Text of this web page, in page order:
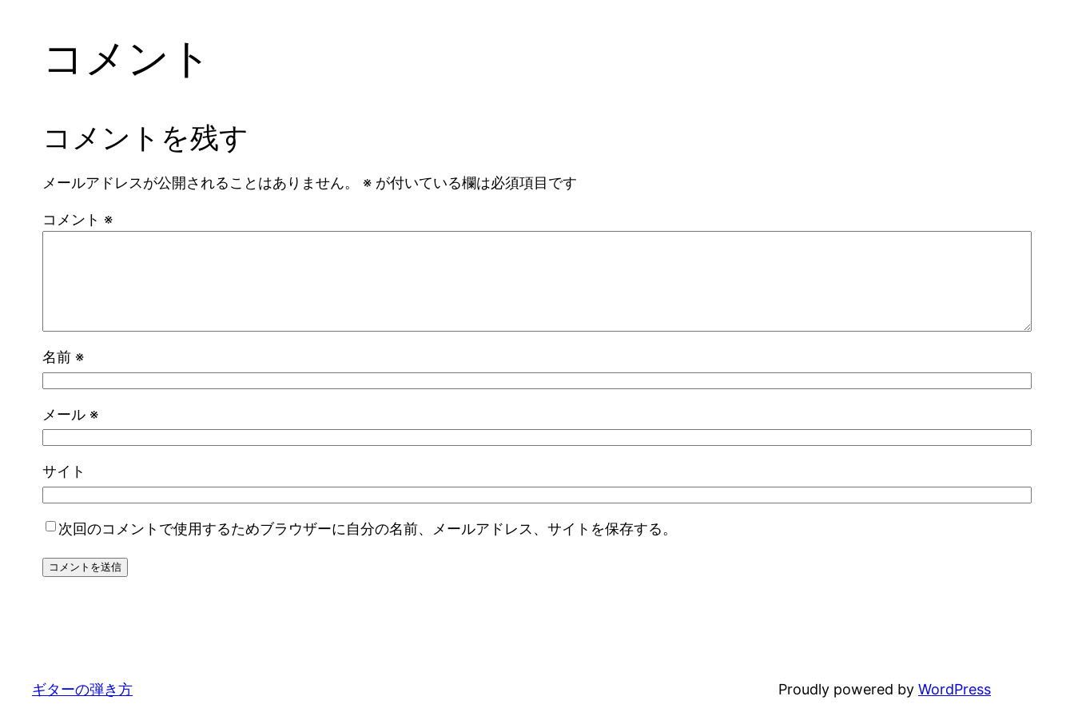
コメント
コメントを残す
メールアドレスが公開されることはありません。 ※ が付いている欄は必須項目です
コメント ※
名前 ※
メール ※
サイト
次回のコメントで使用するためブラウザーに自分の名前、メールアドレス、サイトを保存する。
ギターの弾き方 Proudly powered by WordPress